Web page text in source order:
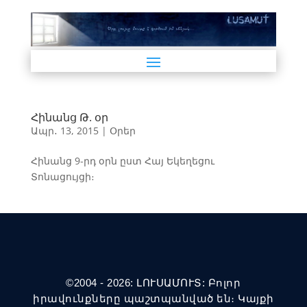
Հինանց Թ. օր
Ապր․ 13, 2015| Օրեր
Հինանց 9-րդ օրն ըստ Հայ Եկեղեցու
Տոնացույցի։
©2004 - 2026: ԼՈՒՍԱՄՈՒՏ: Բոլոր
իրավունքները պաշտպանված են։ Կայքի